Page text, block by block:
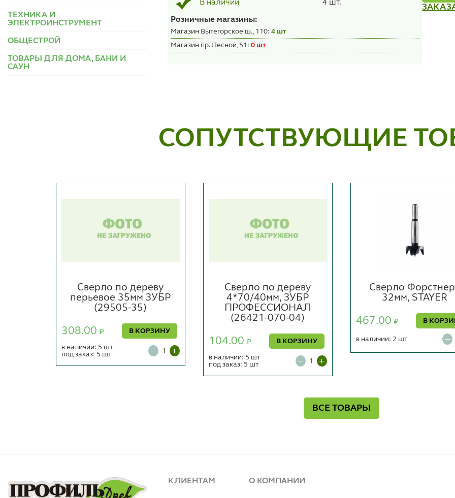
ТЕХНИКА И
ЭЛЕКТРОИНСТРУМЕНТ
ОБЩЕСТРОЙ
ТОВАРЫ ДЛЯ ДОМА, БАНИ И
САУН
В наличии 4 шт.
Розничные магазины:
Магазин Вытегорское ш., 110:4 шт
Магазин пр. Лесной, 51:0 шт
СОПУТСТВУЮЩИЕ
Сверло по дереву
перьевое 35мм ЗУБР
(29505-35)
308.00 ₽ В КОРЗИНУ
в наличии: 5 шт
под заказ: 5 шт
Сверло по дереву
4*70/40мм, ЗУБР
ПРОФЕССИОНАЛ
(26421-070-04)
104.00 ₽ В КОРЗИНУ
в наличии: 5 шт
под заказ: 5 шт
Сверло
32мм, STAYER
467.00 ₽ В
в наличии: 2 шт
ВСЕ ТОВАРЫ
КЛИЕНТАМ О КОМПАНИИ